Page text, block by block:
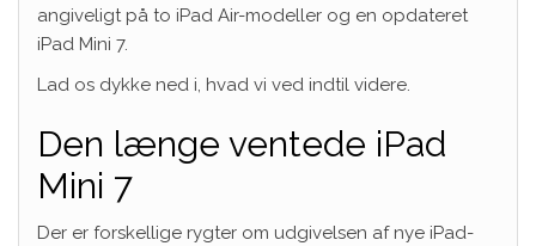
angiveligt på to iPad Air-modeller og en opdateret
iPad Mini 7.
Lad os dykke ned i, hvad vi ved indtil videre.
Den længe ventede iPad
Mini 7
Der er forskellige rygter om udgivelsen af ​​nye iPad-